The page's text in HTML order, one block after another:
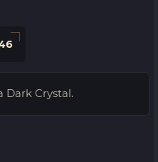
Dark Crystal.